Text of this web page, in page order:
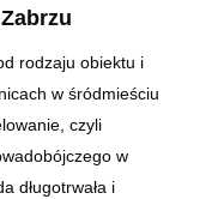
rodzaju obiektu i
w śródmieściu
czyli
w
długotrwała i